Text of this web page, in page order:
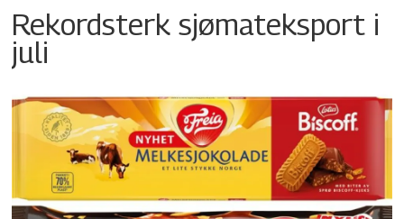
Rekordsterk sjømateksport i
juli